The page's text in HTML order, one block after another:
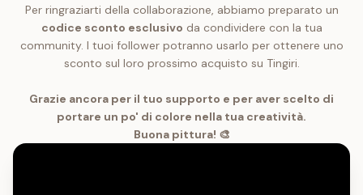
Per ringraziarti della collaborazione, abbiamo preparato un
codice sconto esclusivo da condividere con la tua
community. I tuoi follower potranno usarlo per ottenere uno
sconto sul loro prossimo acquisto su Tingiri.
Grazie ancora per il tuo supporto e per aver scelto di
portare un po' di colore nella tua creatività.
Buona pittura! 🎨